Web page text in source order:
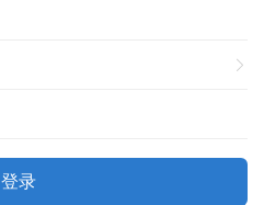
登录